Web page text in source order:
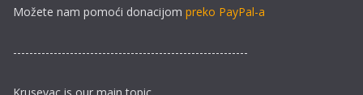
Možete nam pomoći donacijom preko PayPal-a
----------------------------------------------------------